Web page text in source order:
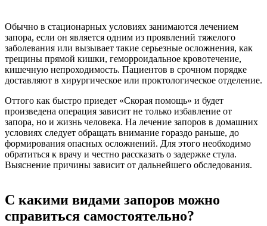
Обычно в стационарных условиях занимаются лечением
запора, если он является одним из проявлений тяжелого
заболевания или вызывает такие серьезные осложнения, как
трещины прямой кишки, геморроидальное кровотечение,
кишечную непроходимость. Пациентов в срочном порядке
доставляют в хирургическое или проктологическое отделение.
Оттого как быстро приедет «Скорая помощь» и будет
произведена операция зависит не только избавление от
запора, но и жизнь человека. На лечение запоров в домашних
условиях следует обращать внимание гораздо раньше, до
формирования опасных осложнений. Для этого необходимо
обратиться к врачу и честно рассказать о задержке стула.
Выяснение причины зависит от дальнейшего обследования.
С какими видами запоров можно
справиться самостоятельно?